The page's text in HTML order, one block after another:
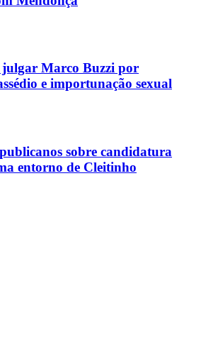
julgar Marco Buzzi por
e importunação sexual
sobre candidatura
entorno de Cleitinho